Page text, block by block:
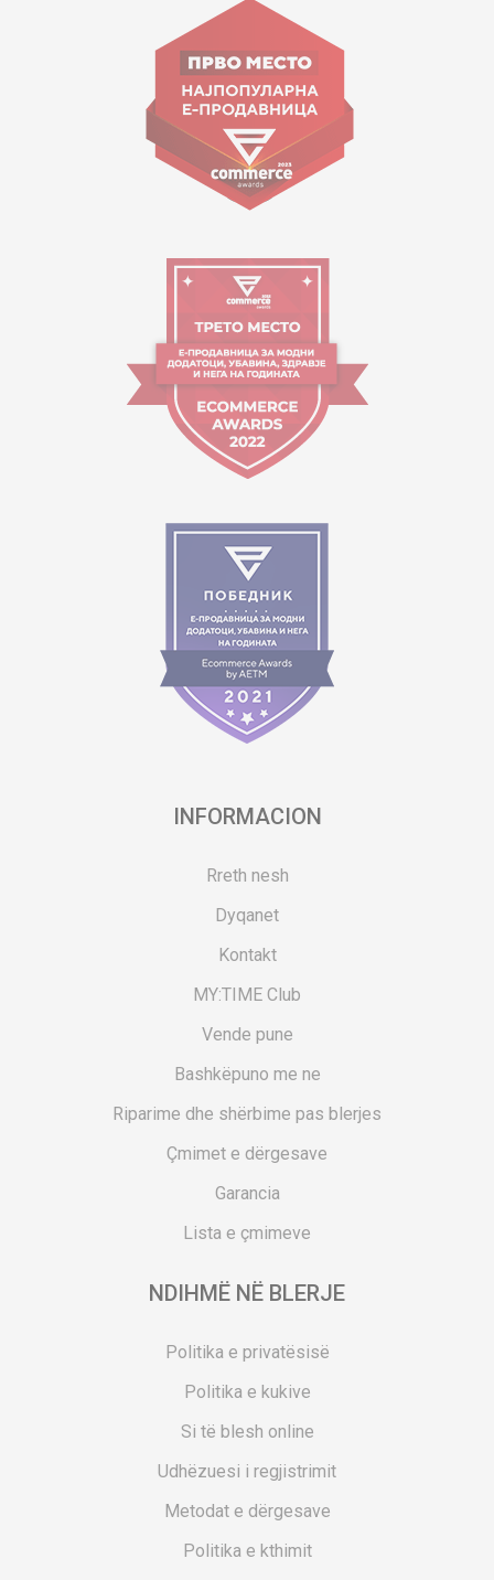
Goce Nikolovski 74 Shkup
contact@mytime.mk
Orari i punës:
09:00 - 17:00
INFORMACION
Rreth nesh
Dyqanet
Kontakt
MY:TIME Club
Vende pune
Bashkëpuno me ne
Riparime dhe shërbime pas blerjes
Çmimet e dërgesave
Garancia
Lista e çmimeve
NDIHMË NË BLERJE
Politika e privatësisë
Politika e kukive
Si të blesh online
Udhëzuesi i regjistrimit
Metodat e dërgesave
Politika e kthimit